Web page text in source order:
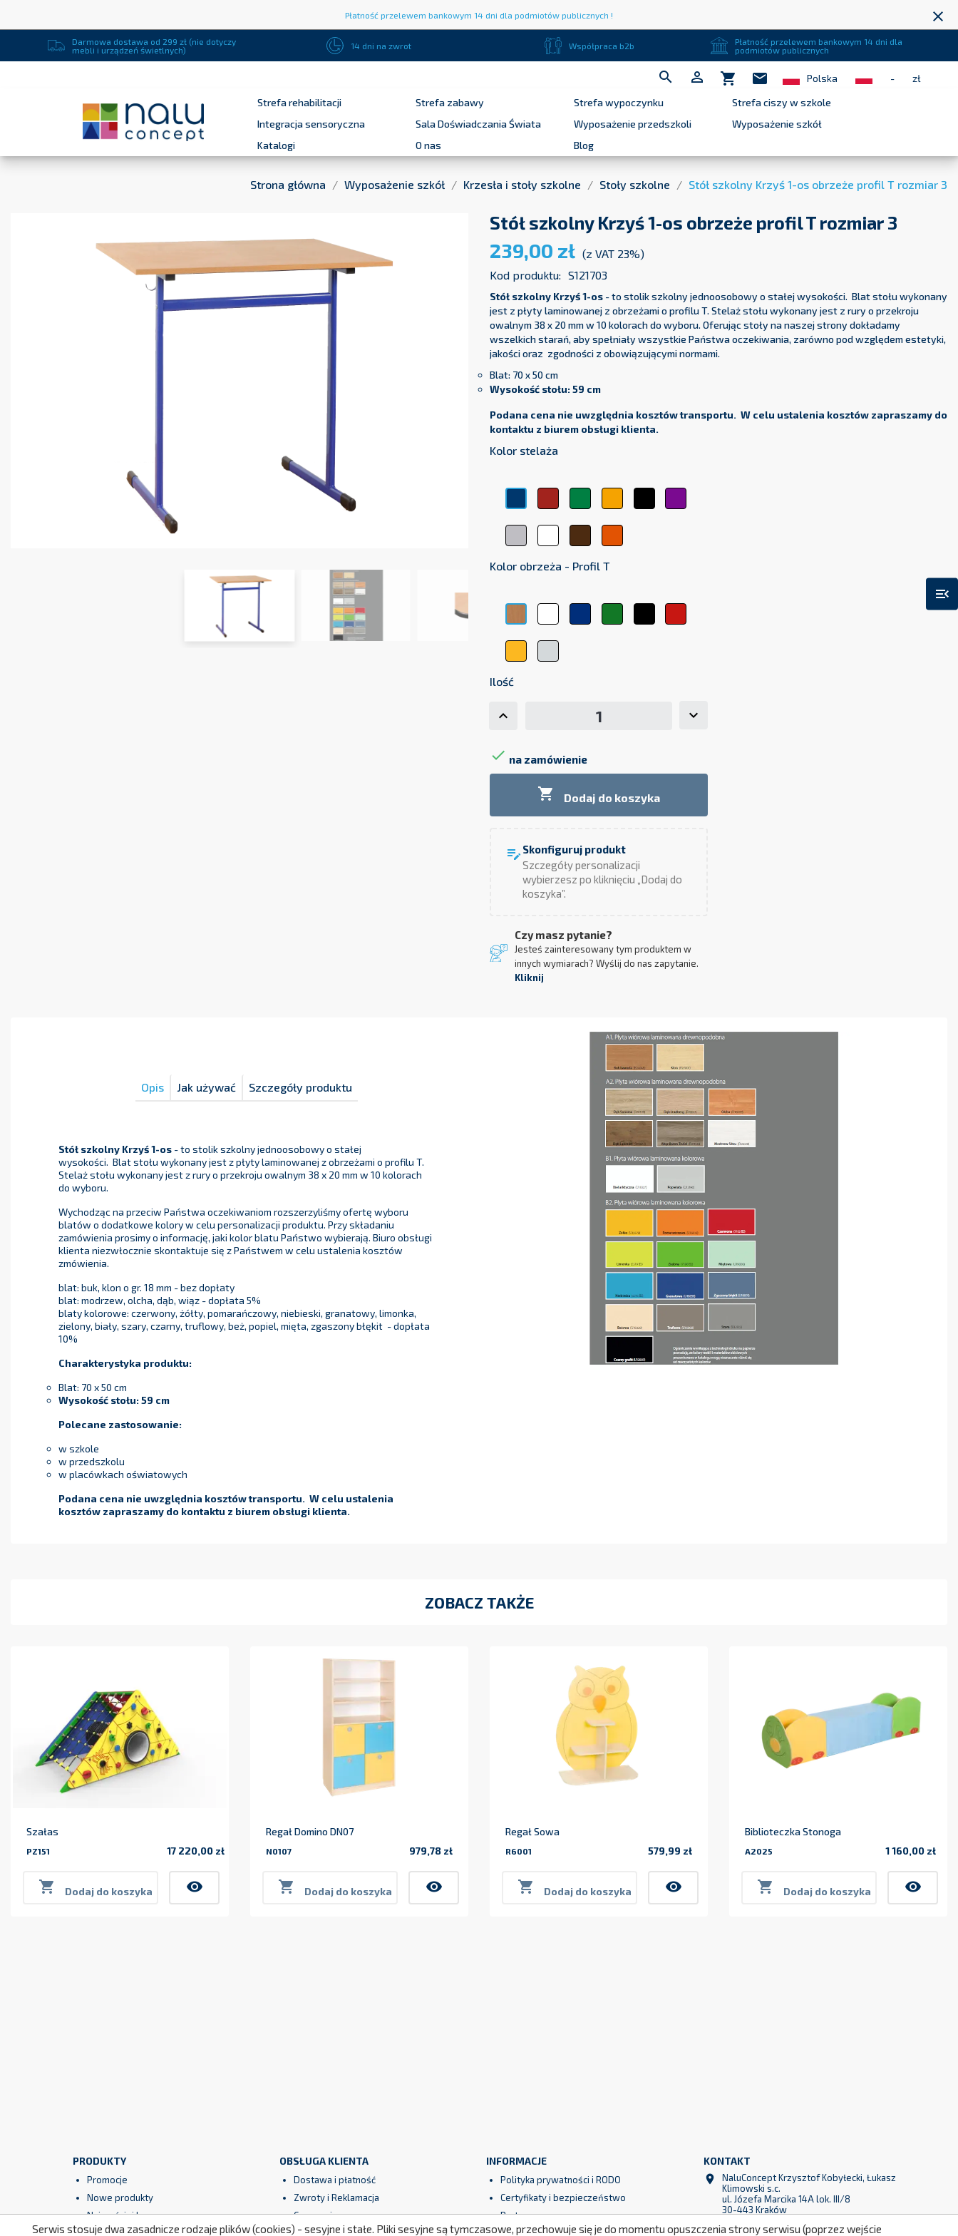
Płatność przelewem bankowym 14 dni dla podmiotów publicznych ! close
Darmowa dostawa od 299 zł (nie dotyczy
mebli i urządzeń świetlnych)
14 dni na zwrot Współpraca b2b
Płatność przelewem bankowym 14 dni dla
podmiotów publicznych
  shopping_cart mail Polska -
zł
Strefa rehabilitacji
Strefa zabawy Strefa wypoczynku
Strefa ciszy w szkole
Integracja sensoryczna
Sala Doświadczania Świata Wyposażenie przedszkoli
Wyposażenie szkół
Katalogi
O nas Blog
menu_open
Strona główna Wyposażenie szkół Krzesła i stoły szkolne Stoły szkolne Stół szkolny Krzyś 1-os obrzeże profil T rozmiar 3
Stół szkolny Krzyś 1-os obrzeże profil T rozmiar 3
239,00 zł (z VAT 23%)
Kod produktu: S121703
Stół szkolny Krzyś 1-os - to stolik szkolny jednoosobowy o stałej wysokości. Blat stołu wykonany
jest z płyty laminowanej z obrzeżami o profilu T. Stelaż stołu wykonany jest z rury o przekroju
owalnym 38 x 20 mm w 10 kolorach do wyboru. Oferując stoły na naszej strony dokładamy
wszelkich starań, aby spełniały wszystkie Państwa oczekiwania, zarówno pod względem estetyki,
jakości oraz zgodności z obowiązującymi normami.
Blat: 70 x 50 cm
Wysokość stołu: 59 cm
Podana cena nie uwzględnia kosztów transportu. W celu ustalenia kosztów zapraszamy do
kontaktu z biurem obsługi klienta.
Kolor stelaża
CzerwonyZielonyŻółty Czarny Fioletowy
SrebrnyBiały BrązowyPomarańczowy
Kolor obrzeża - Profil T
Biały NiebieskiZielony Czarny Czerwony
Żółty Szary
Ilość
 na zamówienie
 Dodaj do koszyka
edit_note Skonfiguruj produkt
Szczegóły personalizacji
wybierzesz po kliknięciu „Dodaj do
koszyka”.
Czy masz pytanie?
Jesteś zainteresowany tym produktem w
innych wymiarach? Wyślij do nas zapytanie.
Kliknij
Opis Jak używać Szczegóły produktu
Stół szkolny Krzyś 1-os - to stolik szkolny jednoosobowy o stałej
wysokości. Blat stołu wykonany jest z płyty laminowanej z obrzeżami o profilu T.
Stelaż stołu wykonany jest z rury o przekroju owalnym 38 x 20 mm w 10 kolorach
do wyboru.
Wychodząc na przeciw Państwa oczekiwaniom rozszerzyliśmy ofertę wyboru
blatów o dodatkowe kolory w celu personalizacji produktu. Przy składaniu
zamówienia prosimy o informację, jaki kolor blatu Państwo wybierają. Biuro obsługi
klienta niezwłocznie skontaktuje się z Państwem w celu ustalenia kosztów
zmówienia.
blat: buk, klon o gr. 18 mm - bez dopłaty
blat: modrzew, olcha, dąb, wiąz - dopłata 5%
blaty kolorowe: czerwony, żółty, pomarańczowy, niebieski, granatowy, limonka,
zielony, biały, szary, czarny, truflowy, beż, popiel, mięta, zgaszony błękit - dopłata
10%
Charakterystyka produktu:
Blat: 70 x 50 cm
Wysokość stołu:59 cm
Polecane zastosowanie:
w szkole
w przedszkolu
w placówkach oświatowych
Podana cena nie uwzględnia kosztów transportu. W celu ustalenia
kosztów zapraszamy do kontaktu z biurem obsługi klienta.
ZOBACZ TAKŻE
Szałas
PZ151 17 220,00 zł
 Dodaj do koszyka visibility
Regał Domino DN07
N0107 979,78 zł
 Dodaj do koszyka visibility
Regał Sowa
R6001 579,99 zł
 Dodaj do koszyka visibility
Biblioteczka Stonoga
A2025 1 160,00 zł
 Dodaj do koszyka visibility
PRODUKTY
Promocje
Nowe produkty
Najczęściej kupowane
OBSŁUGA KLIENTA
Dostawa i płatność
Zwroty i Reklamacja
Gwarancja
Regulamin
INFORMACJE
Polityka prywatności i RODO
Certyfikaty i bezpieczeństwo
Partnerzy
Nasze realizacje
KONTAKT

NaluConcept Krzysztof Kobyłecki, Łukasz
Klimowski s.c.
ul. Józefa Marcika 14A lok. III/8
30-443 Kraków
Serwis stosuje dwa zasadnicze rodzaje plików (cookies) - sesyjne i stałe. Pliki sesyjne są tymczasowe, przechowuje się je do momentu opuszczenia strony serwisu (poprzez wejście